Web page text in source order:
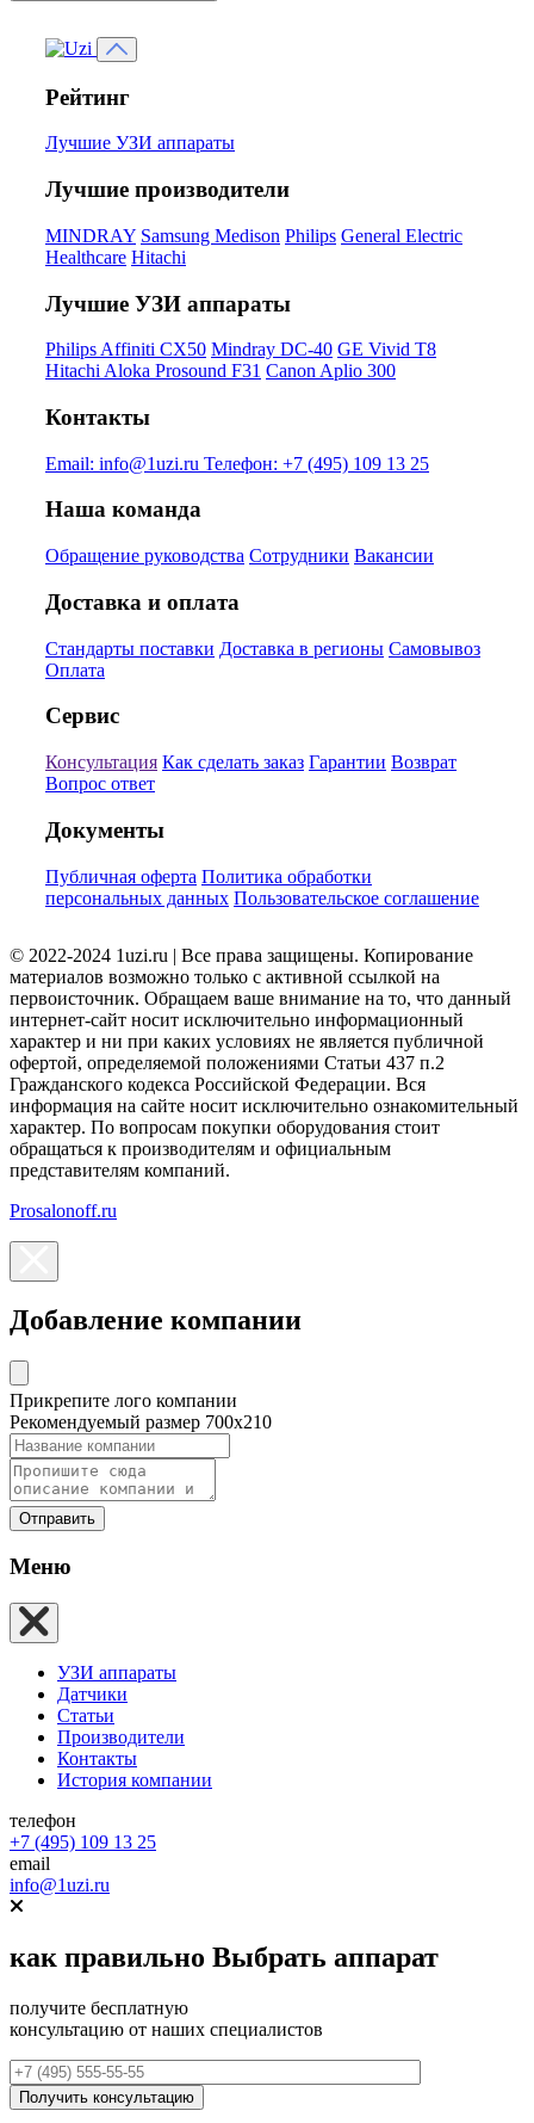
Рейтинг
Лучшие УЗИ аппараты
Лучшие производители
MINDRAY Samsung Medison Philips General Electric
Healthcare Hitachi
Лучшие УЗИ аппараты
Philips Affiniti CX50 Mindray DC-40 GE Vivid T8
Hitachi Aloka Prosound F31 Canon Aplio 300
Контакты
Email: info@1uzi.ru Телефон: +7 (495) 109 13 25
Наша команда
Обращение руководства Сотрудники Вакансии
Доставка и оплата
Стандарты поставки Доставка в регионы Самовывоз
Оплата
Сервис
Консультация Как сделать заказ Гарантии Возврат
Вопрос ответ
Документы
Публичная оферта Политика обработки
персональных данных Пользовательское соглашение
© 2022-2024 1uzi.ru | Все права защищены. Копирование
материалов возможно только с активной ссылкой на
первоисточник. Обращаем ваше внимание на то, что данный
интернет-сайт носит исключительно информационный
характер и ни при каких условиях не является публичной
офертой, определяемой положениями Статьи 437 п.2
Гражданского кодекса Российской Федерации. Вся
информация на сайте носит исключительно ознакомительный
характер. По вопросам покупки оборудования стоит
обращаться к производителям и официальным
представителям компаний.
Prosalonoff.ru
Добавление компании
Прикрепите лого компании
Рекомендуемый размер 700х210
Отправить
Меню
УЗИ аппараты
Датчики
Статьи
Производители
Контакты
История компании
телефон
+7 (495) 109 13 25
email
info@1uzi.ru
как правильно Выбрать аппарат
получите бесплатную
консультацию от наших специалистов